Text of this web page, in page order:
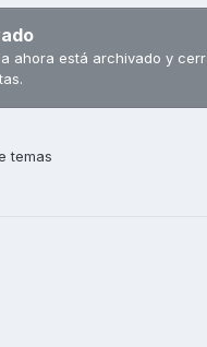
ahora está archivado y
temas